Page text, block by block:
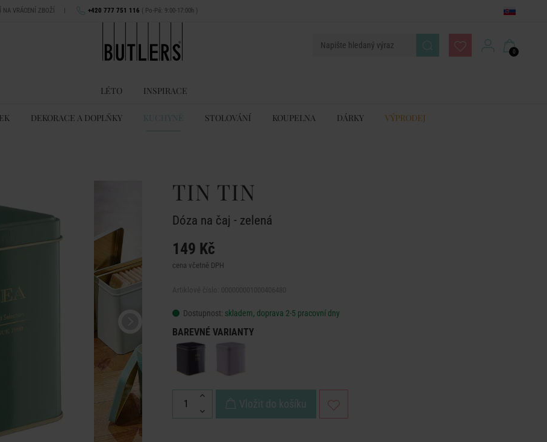
NA VRÁCENÍ ZBOŽÍ | +420 777 751 116 ( Po-Pá: 9:00-17:00h )
0
LÉTO INSPIRACE
DEKORACE A DOPLŇKY KUCHYNĚ STOLOVÁNÍ KOUPELNA DÁRKY VÝPRODEJ
TIN TIN
Dóza na čaj - zelená
149 Kč
cena včetně DPH
Dostupnost: skladem, doprava 2-5 pracovní dny
BAREVNÉ VARIANTY
Vložit do košíku